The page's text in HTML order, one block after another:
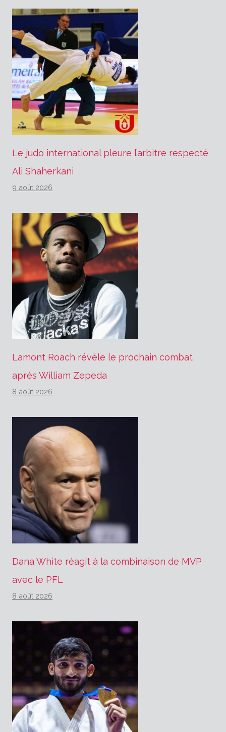
Le judo international pleure l’arbitre respecté
Ali Shaherkani
9 août 2026
Lamont Roach révèle le prochain combat
après William Zepeda
8 août 2026
Dana White réagit à la combinaison de MVP
avec le PFL
8 août 2026